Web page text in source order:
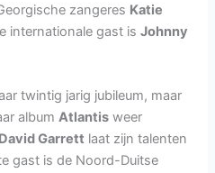
zangeres Katie
internationale gast isJohnny
twintig jarig jubileum, maar
albumAtlantis weer
David Garrett laat zijn talenten
gast is de Noord-Duitse